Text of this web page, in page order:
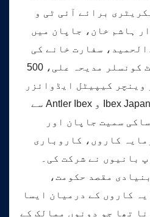
برائے آئی ٹی و
ہاشم خان، جاپان میں
سفارت خانے کی
ٹریڈ اینڈ انویسٹمنٹ کونسلر مدیحہ علی، 500
وینچر کیپیٹل ایڈوائزر
جوناتھن ٹی، اور Ibex Japan KK و Antler Ibex سے
سمیت جاپان اور
کاروں، کاروباری
بانیوں نے شرکت کی۔
مقصد حکومت،
کاروں کے درمیان ایسا
تھا جو دونوں ممالک کے